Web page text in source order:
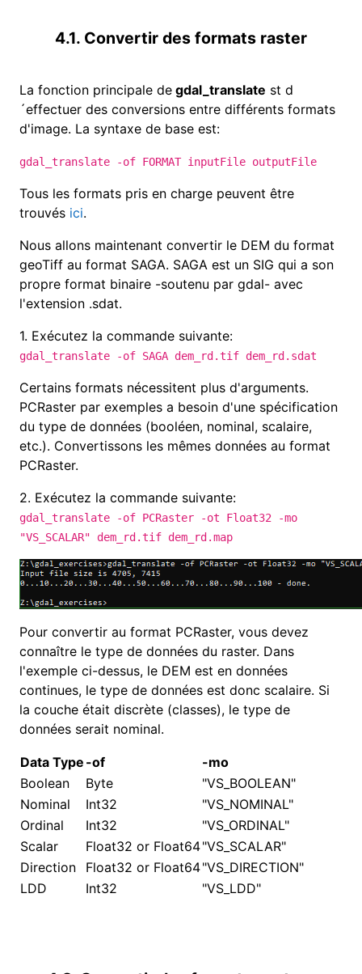
4.1. Convertir des formats raster
La fonction principale de gdal_translate st d
´effectuer des conversions entre différents formats
d'image. La syntaxe de base est:
gdal_translate -of FORMAT inputFile outputFile
Tous les formats pris en charge peuvent être
trouvés ici.
Nous allons maintenant convertir le DEM du format
geoTiff au format SAGA. SAGA est un SIG qui a son
propre format binaire -soutenu par gdal- avec
l'extension .sdat.
1. Exécutez la commande suivante:
gdal_translate -of SAGA dem_rd.tif dem_rd.sdat
Certains formats nécessitent plus d'arguments.
PCRaster par exemples a besoin d'une spécification
du type de données (booléen, nominal, scalaire,
etc.). Convertissons les mêmes données au format
PCRaster.
2. Exécutez la commande suivante:
gdal_translate -of PCRaster -ot Float32 -mo
"VS_SCALAR" dem_rd.tif dem_rd.map
Pour convertir au format PCRaster, vous devez
connaître le type de données du raster. Dans
l'exemple ci-dessus, le DEM est en données
continues, le type de données est donc scalaire. Si
la couche était discrète (classes), le type de
données serait nominal.
Data Type -of
-mo
Boolean
Byte
"VS_BOOLEAN"
Nominal
Int32
"VS_NOMINAL"
Ordinal
Int32
"VS_ORDINAL"
Scalar
Float32 or Float64"VS_SCALAR"
Direction
Float32 or Float64"VS_DIRECTION"
LDD
Int32 "VS_LDD"